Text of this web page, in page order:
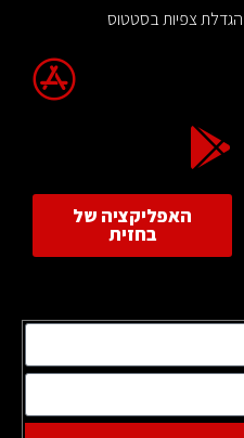
הגדלת צפיות בסטטוס
האפליקציה של
בחזית